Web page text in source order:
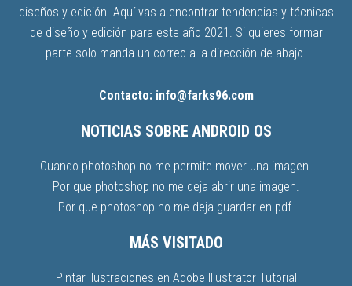
diseños y edición. Aquí vas a encontrar tendencias y técnicas
de diseño y edición para este año 2021. Si quieres formar
parte solo manda un correo a la dirección de abajo.
Contacto: info@farks96.com
NOTICIAS SOBRE ANDROID OS
Cuando photoshop no me permite mover una imagen.
Por que photoshop no me deja abrir una imagen.
Por que photoshop no me deja guardar en pdf.
MÁS VISITADO
Pintar ilustraciones en Adobe Illustrator Tutorial